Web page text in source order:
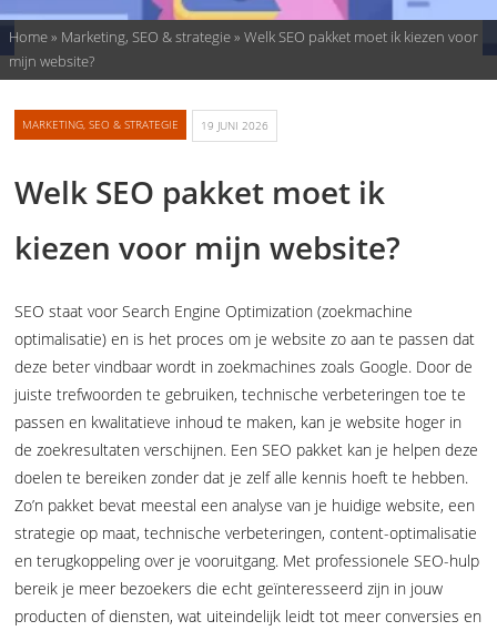
Home» Marketing, SEO & strategie» Welk SEO pakket moet ik kiezen voor
mijn website?
MARKETING, SEO & STRATEGIE 19 JUNI 2026
Welk SEO pakket moet ik
kiezen voor mijn website?
SEO staat voor Search Engine Optimization (zoekmachine
optimalisatie) en is het proces om je website zo aan te passen dat
deze beter vindbaar wordt in zoekmachines zoals Google. Door de
juiste trefwoorden te gebruiken, technische verbeteringen toe te
passen en kwalitatieve inhoud te maken, kan je website hoger in
de zoekresultaten verschijnen. Een SEO pakket kan je helpen deze
doelen te bereiken zonder dat je zelf alle kennis hoeft te hebben.
Zo’n pakket bevat meestal een analyse van je huidige website, een
strategie op maat, technische verbeteringen, content-optimalisatie
en terugkoppeling over je vooruitgang. Met professionele SEO-hulp
bereik je meer bezoekers die echt geïnteresseerd zijn in jouw
producten of diensten, wat uiteindelijk leidt tot meer conversies en